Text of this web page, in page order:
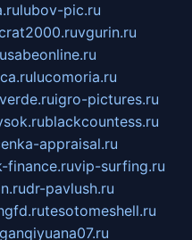
lubov-pic.ru
vgurin.ru
sabeonline.ru
lucomoria.ru
igro-pictures.ru
blackcountess.ru
appraisal.ru
finance.ruvip-surfing.ru
dr-pavlush.ru
tesotomeshell.ru